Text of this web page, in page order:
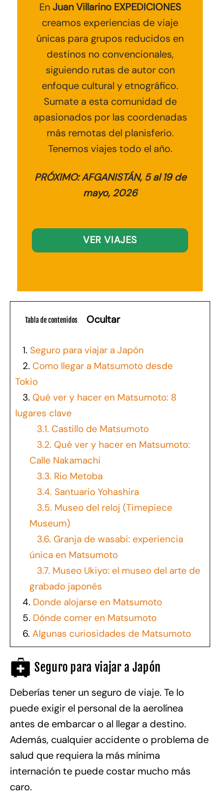
EnJuan Villarino EXPEDICIONES
creamos experiencias de viaje
únicas para grupos reducidos en
destinos no convencionales,
siguiendo rutas de autor con
enfoque cultural y etnográfico.
Sumate a esta comunidad de
apasionados por las coordenadas
más remotas del planisferio.
Tenemos viajes todo el año.
PRÓXIMO: AFGANISTÁN, 5 al 19 de
mayo, 2026
VER VIAJES
Tabla de contenidos Ocultar
1. Seguro para viajar a Japón
2. Como llegar a Matsumoto desde
Tokio
3. Qué ver y hacer en Matsumoto: 8
lugares clave
3.1. Castillo de Matsumoto
3.2. Qué ver y hacer en Matsumoto:
Calle Nakamachi
3.3. Rio Metoba
3.4. Santuario Yohashira
3.5. Museo del reloj (Timepiece
Museum)
3.6. Granja de wasabi: experiencia
única en Matsumoto
3.7. Museo Ukiyo: el museo del arte de
grabado japonés
4. Donde alojarse en Matsumoto
5. Dónde comer en Matsumoto
6. Algunas curiosidades de Matsumoto
Seguro para viajar a Japón
Deberías tener un seguro de viaje. Te lo
puede exigir el personal de la aerolínea
antes de embarcar o al llegar a destino.
Además, cualquier accidente o problema de
salud que requiera la más mínima
internación te puede costar mucho más
caro.